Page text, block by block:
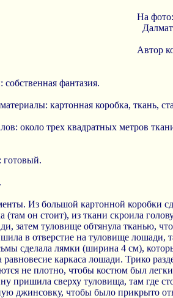
На
Автор
фантазия.
картонная коробка, ткань,
около трех квадратных метров
готовый.
Из большой картонной коробки
(там он стоит), из ткани скроила
затем туловище обтянула тканью,
в отверстие на туловище лошади,
сделала лямки (ширина 4 см),
равновесие каркаса лошади. Трико
не плотно, чтобы костюм был
пришила сверху туловища, там где
джинсовку, чтобы было прикрыто